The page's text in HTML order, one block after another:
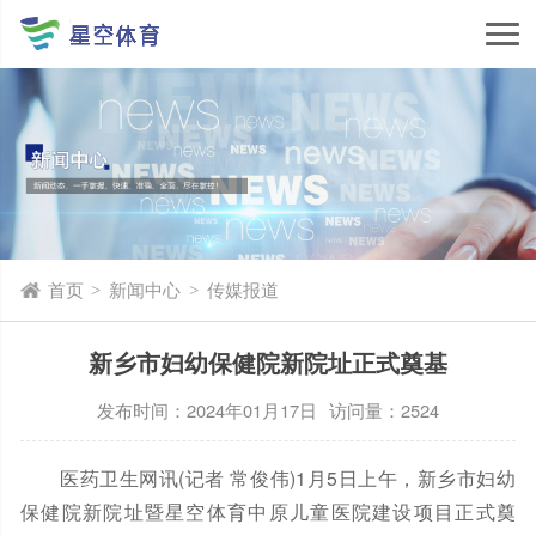
首页 > 新闻中心 > 传媒报道
新乡市妇幼保健院新院址正式奠基
发布时间：2024年01月17日 访问量：2524
医药卫生网讯(记者 常俊伟)1月5日上午，新乡市妇幼
保健院新院址暨星空体育中原儿童医院建设项目正式奠